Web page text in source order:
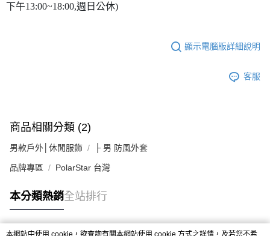
下午13:00~18:00,週日公休)
顯示電腦版詳細說明
客服
商品相關分類 (2)
男款戶外│休閒服飾 ├ 男 防風外套
品牌專區 PolarStar 台灣
本分類熱銷全站排行
本網站中使用 cookie，欲查詢有關本網站使用 cookie 方式之詳情，及若您不希